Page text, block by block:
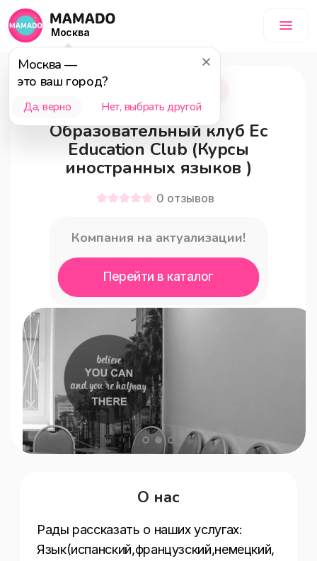
Москва
Москва —
это ваш город?
Да, верно Нет, выбрать другой
Реутов
Образовательный клуб Ec
Education Club (Курсы
иностранных языков )
0 отзывов
Компания на актуализации!
Перейти в каталог
О нас
Рады рассказать о наших услугах:
Язык(испанский,французский,немецкий,